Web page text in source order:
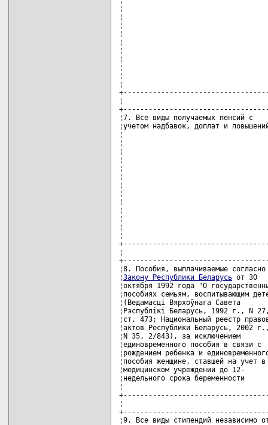
¦
¦
¦
¦
¦
¦
¦
¦
¦
¦
¦
¦7. Все виды получаемых
¦учетом надбавок, доплат и
¦
¦
¦
¦
¦
¦
¦
¦
¦
¦
¦
¦
¦
¦
¦8. Пособия, выплачиваемые
¦Закону Республики Беларусь от 30      +----------------+----------+
¦октября 1992 года "О государственных  ¦2.              ¦          ¦
¦пособиях семьям, воспитывающим детей" +----------------+----------+
¦(Ведамасцi Вярхоўнага Савета          ¦3.              ¦          ¦
¦Рэспублiкi Беларусь, 1992 г., N 27,   +----------------+----------+
¦ст. 473; Национальный реестр правовых ¦4.              ¦          ¦
¦актов Республики Беларусь, 2002 г.,   +----------------+----------+
¦N 35, 2/843), за исключением          ¦5.              ¦          ¦
¦единовременного пособия в связи с     +----------------+----------+
¦рождением ребенка и единовременного   ¦6.              ¦          ¦
¦пособия женщине, ставшей на учет в    +----------------+----------+
¦медицинском учреждении до 12-         ¦7.              ¦          ¦
¦недельного срока беременности         +----------------+----------+
¦                                      ¦8.              ¦          ¦
+--------------------------------------+----------------+----------+
¦                                                  ИТОГО¦          ¦
+--------------------------------------+----------------+----------+
¦9. Все виды стипендий независимо от   ¦1.              ¦          ¦
¦источников выплаты                    +----------------+----------+
¦                                      ¦2.              ¦          ¦
¦                                      +----------------+----------+
¦                                      ¦3.              ¦          ¦
¦                                      +----------------+----------+
¦